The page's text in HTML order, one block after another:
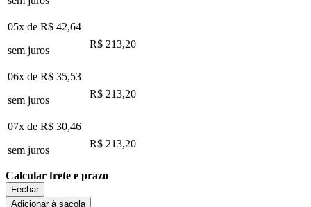
05x de R$ 42,64
sem juros
R$ 213,20
06x de R$ 35,53
sem juros
R$ 213,20
07x de R$ 30,46
sem juros
R$ 213,20
Calcular frete e prazo
Fechar
Adicionar à sacola